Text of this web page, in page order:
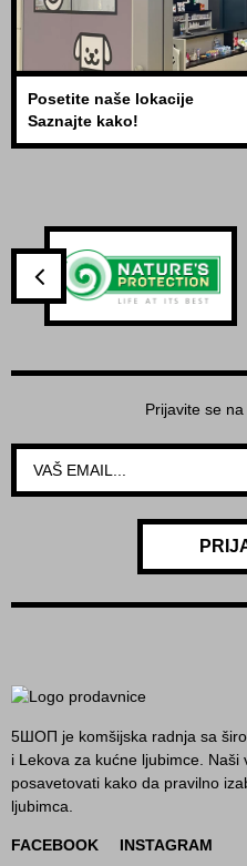
Posetite naše lokacije
Saznajte kako!
Prijavite se
5ШОП je komšijska radnja sa
i Lekova za kućne ljubimce.
posavetovati kako da pravilno
ljubimca.
FACEBOOK INSTAGRAM